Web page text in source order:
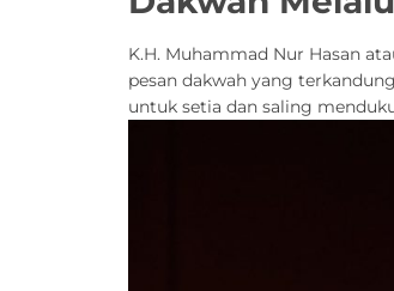
K.H. Muhammad Nur Hasan
pesan dakwah yang
untuk setia dan saling